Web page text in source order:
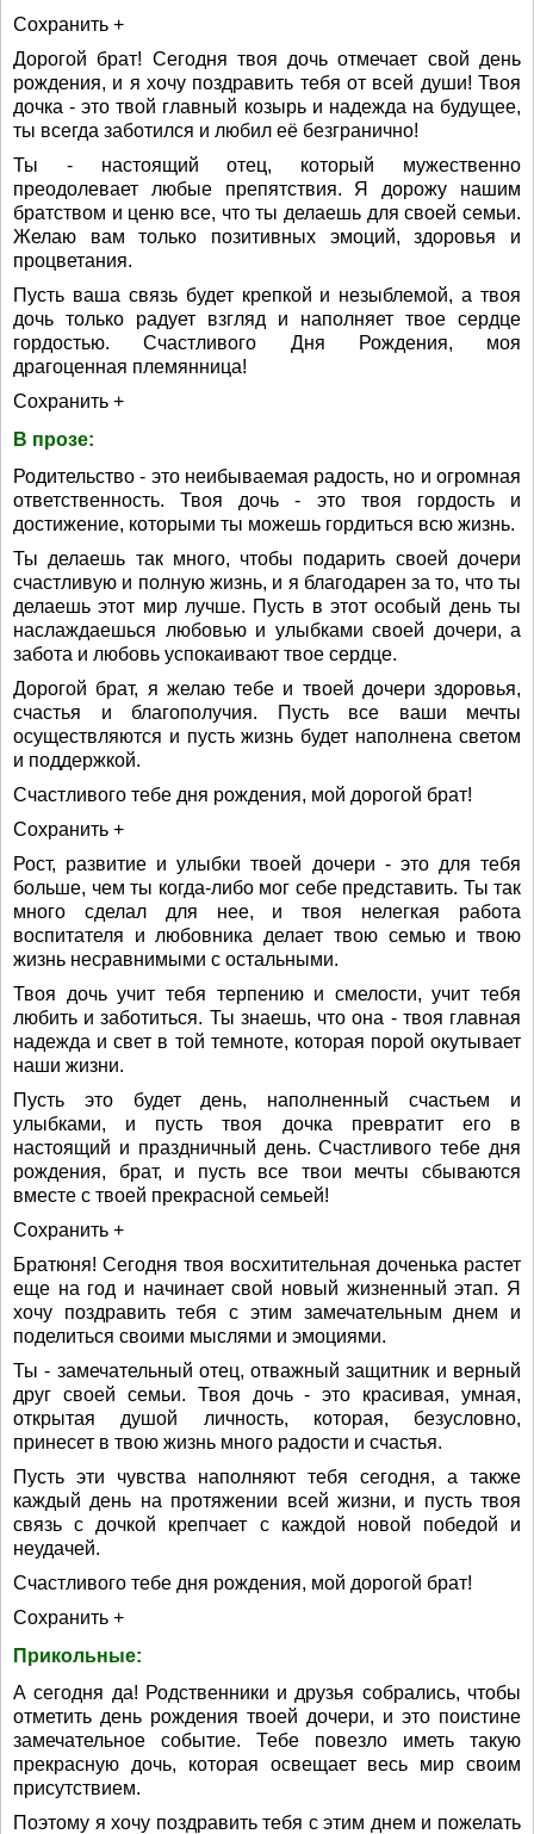
Сохранить +
Дорогой брат! Сегодня твоя дочь отмечает свой день
рождения, и я хочу поздравить тебя от всей души! Твоя
дочка - это твой главный козырь и надежда на будущее,
ты всегда заботился и любил её безгранично!
Ты - настоящий отец, который мужественно
преодолевает любые препятствия. Я дорожу нашим
братством и ценю все, что ты делаешь для своей семьи.
Желаю вам только позитивных эмоций, здоровья и
процветания.
Пусть ваша связь будет крепкой и незыблемой, а твоя
дочь только радует взгляд и наполняет твое сердце
гордостью. Счастливого Дня Рождения, моя
драгоценная племянница!
Сохранить +
В прозе:
Родительство - это неибываемая радость, но и огромная
ответственность. Твоя дочь - это твоя гордость и
достижение, которыми ты можешь гордиться всю жизнь.
Ты делаешь так много, чтобы подарить своей дочери
счастливую и полную жизнь, и я благодарен за то, что ты
делаешь этот мир лучше. Пусть в этот особый день ты
наслаждаешься любовью и улыбками своей дочери, а
забота и любовь успокаивают твое сердце.
Дорогой брат, я желаю тебе и твоей дочери здоровья,
счастья и благополучия. Пусть все ваши мечты
осуществляются и пусть жизнь будет наполнена светом
и поддержкой.
Счастливого тебе дня рождения, мой дорогой брат!
Сохранить +
Рост, развитие и улыбки твоей дочери - это для тебя
больше, чем ты когда-либо мог себе представить. Ты так
много сделал для нее, и твоя нелегкая работа
воспитателя и любовника делает твою семью и твою
жизнь несравнимыми с остальными.
Твоя дочь учит тебя терпению и смелости, учит тебя
любить и заботиться. Ты знаешь, что она - твоя главная
надежда и свет в той темноте, которая порой окутывает
наши жизни.
Пусть это будет день, наполненный счастьем и
улыбками, и пусть твоя дочка превратит его в
настоящий и праздничный день. Счастливого тебе дня
рождения, брат, и пусть все твои мечты сбываются
вместе с твоей прекрасной семьей!
Сохранить +
Братюня! Сегодня твоя восхитительная доченька растет
еще на год и начинает свой новый жизненный этап. Я
хочу поздравить тебя с этим замечательным днем и
поделиться своими мыслями и эмоциями.
Ты - замечательный отец, отважный защитник и верный
друг своей семьи. Твоя дочь - это красивая, умная,
открытая душой личность, которая, безусловно,
принесет в твою жизнь много радости и счастья.
Пусть эти чувства наполняют тебя сегодня, а также
каждый день на протяжении всей жизни, и пусть твоя
связь с дочкой крепчает с каждой новой победой и
неудачей.
Счастливого тебе дня рождения, мой дорогой брат!
Сохранить +
Прикольные:
А сегодня да! Родственники и друзья собрались, чтобы
отметить день рождения твоей дочери, и это поистине
замечательное событие. Тебе повезло иметь такую
прекрасную дочь, которая освещает весь мир своим
присутствием.
Поэтому я хочу поздравить тебя с этим днем и пожелать